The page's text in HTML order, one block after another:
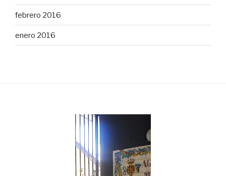
febrero 2016
enero 2016